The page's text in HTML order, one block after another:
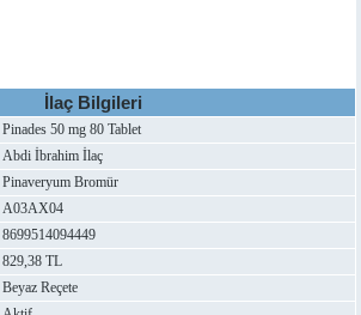
İlaç Bilgileri
Pinades 50 mg 80 Tablet
Abdi İbrahim İlaç
Pinaveryum Bromür
A03AX04
8699514094449
829,38 TL
Beyaz Reçete